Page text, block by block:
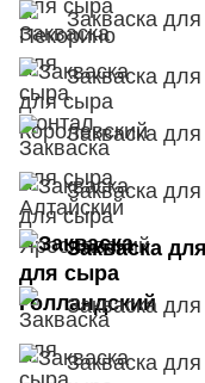
Закваска
Закваска
Закваска
Закваска
Закваска
Закваска
Закваска